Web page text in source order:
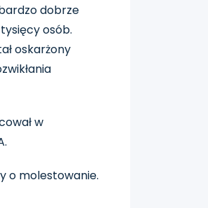
dobrze
osób.
oskarżony
w
o molestowanie.